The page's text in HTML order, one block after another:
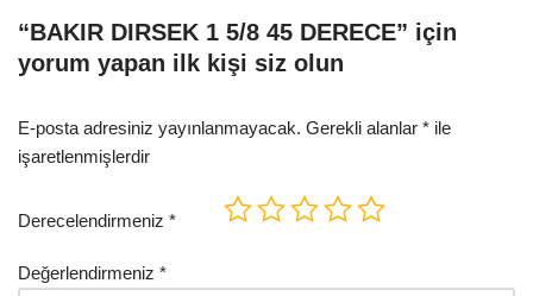
“BAKIR DIRSEK 1 5/8 45 DERECE” için
yorum yapan ilk kişi siz olun
E-posta adresiniz yayınlanmayacak. Gerekli alanlar * ile
işaretlenmişlerdir
Derecelendirmeniz *
Değerlendirmeniz *